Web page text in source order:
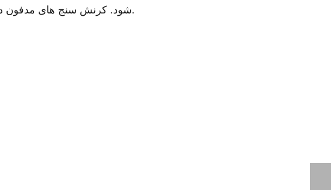
شود. کرنش سنج های مدفون در بتن برای اندازه گیری کرنش در سازه های بتنی استفاده می شود.